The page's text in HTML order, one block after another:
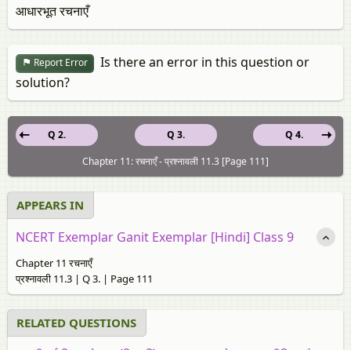
आधारभूत रचनाएँ
Report Error
Is there an error in this question or
solution?
Q 3.
Q 2.
Q 4.
Chapter 11: रचनाएँ - प्रश्नावली 11.3 [Page 111]
APPEARS IN
NCERT Exemplar Ganit Exemplar [Hindi] Class 9
Chapter 11 रचनाएँ
प्रश्नावली 11.3 | Q 3. | Page 111
RELATED QUESTIONS